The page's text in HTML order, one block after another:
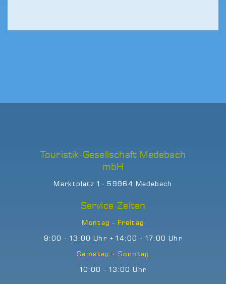
Touristik-Gesellschaft Medebach
mbH
Marktplatz 1 · 59964 Medebach
Service-Zeiten
Montag - Freitag
9:00 - 13:00 Uhr + 14:00 - 17:00 Uhr
Samstag + Sonntag
10:00 - 13:00 Uhr